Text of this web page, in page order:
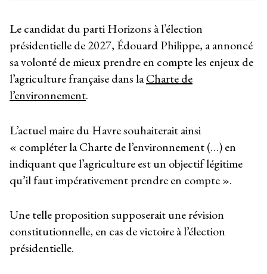
Le candidat du parti Horizons à l’élection
présidentielle de 2027, Édouard Philippe, a annoncé
sa volonté de mieux prendre en compte les enjeux de
l’agriculture française dans laCharte de
l’environnement.
L’actuel maire du Havre souhaiterait ainsi
« compléter la Charte de l’environnement (…) en
indiquant que l’agriculture est un objectif légitime
qu’il faut impérativement prendre en compte ».
Une telle proposition supposerait une révision
constitutionnelle, en cas de victoire à l’élection
présidentielle.